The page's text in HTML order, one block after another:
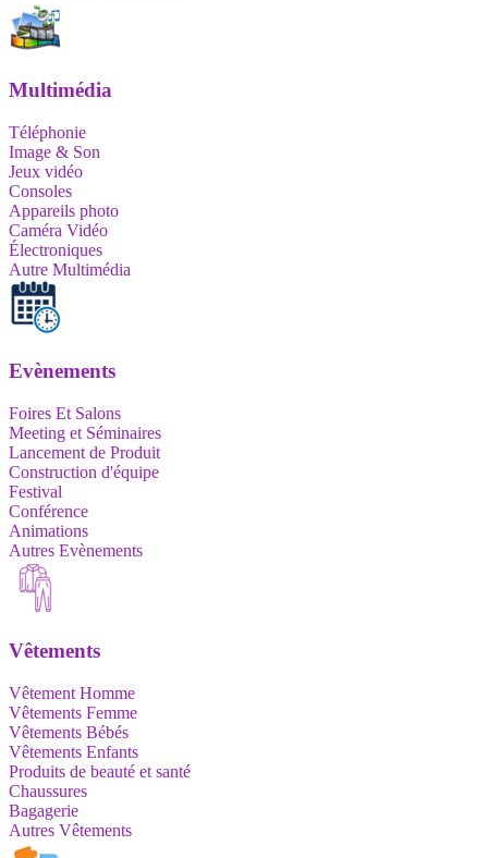
Multimédia
Téléphonie
Image & Son
Jeux vidéo
Consoles
Appareils photo
Caméra Vidéo
Électroniques
Autre Multimédia
Evènements
Foires Et Salons
Meeting et Séminaires
Lancement de Produit
Construction d'équipe
Festival
Conférence
Animations
Autres Evènements
Vêtements
Vêtement Homme
Vêtements Femme
Vêtements Bébés
Vêtements Enfants
Produits de beauté et santé
Chaussures
Bagagerie
Autres Vêtements